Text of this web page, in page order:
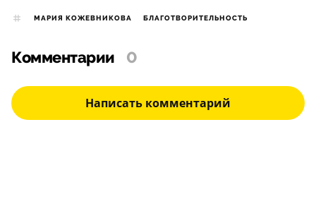
МАРИЯ КОЖЕВНИКОВА БЛАГОТВОРИТЕЛЬНОСТЬ
Комментарии 0
Написать комментарий